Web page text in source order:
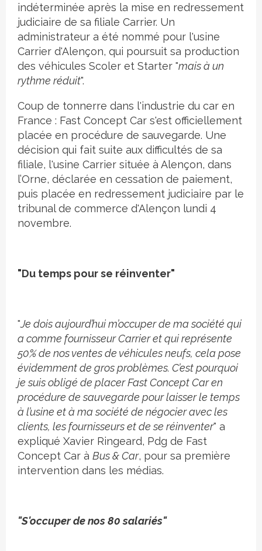
indéterminée après la mise en redressement
judiciaire de sa filiale Carrier. Un
administrateur a été nommé pour l'usine
Carrier d'Alençon, qui poursuit sa production
des véhicules Scoler et Starter "mais à un
rythme réduit".
Coup de tonnerre dans l'industrie du car en
France : Fast Concept Car s'est officiellement
placée en procédure de sauvegarde. Une
décision qui fait suite aux difficultés de sa
filiale, l'usine Carrier située à Alençon, dans
l’Orne, déclarée en cessation de paiement,
puis placée en redressement judiciaire par le
tribunal de commerce d'Alençon lundi 4
novembre.
"Du temps pour se réinventer"
"Je dois aujourd’hui m’occuper de ma société qui
a comme fournisseur Carrier et qui représente
50% de nos ventes de véhicules neufs, cela pose
évidemment de gros problèmes. C’est pourquoi
je suis obligé de placer Fast Concept Car en
procédure de sauvegarde pour laisser le temps
à l’usine et à ma société de négocier avec les
clients, les fournisseurs et de se réinventer" a
expliqué Xavier Ringeard, Pdg de Fast
Concept Car à Bus & Car, pour sa première
intervention dans les médias.
"S'occuper de nos 80 salariés"